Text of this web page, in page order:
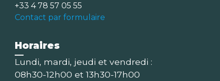
+33 4 78 57 05 55
Contact par formulaire
Horaires
Lundi, mardi, jeudi et vendredi :
08h30-12h00 et 13h30-17h00